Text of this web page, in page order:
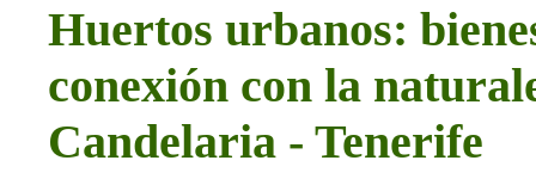
Huertos urbanos:
conexión con la
Candelaria - Tenerife